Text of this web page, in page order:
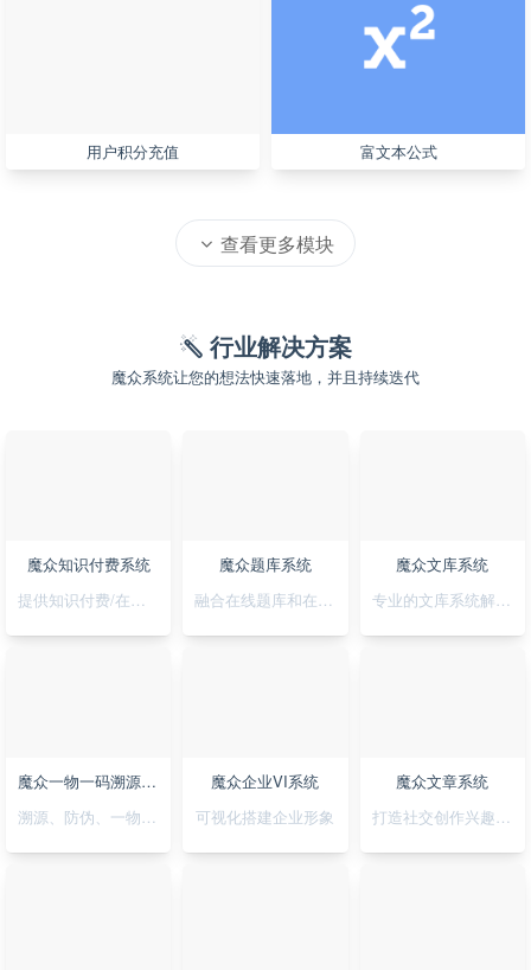
用户积分充值 富文本公式
查看更多模块
行业解决方案
魔众系统让您的想法快速落地，并且持续迭代
魔众知识付费系统
魔众题库系统
魔众文库系统
魔众一物一码溯源防伪系统
魔众企业VI系统
可视化搭建企业形象
魔众文章系统